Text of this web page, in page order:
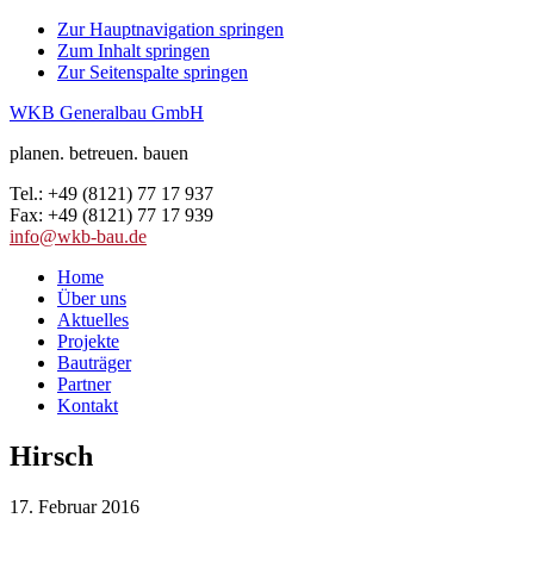
Zur Hauptnavigation springen
Zum Inhalt springen
Zur Seitenspalte springen
WKB Generalbau GmbH
planen. betreuen. bauen
Tel.: +49 (8121) 77 17 937
Fax: +49 (8121) 77 17 939
info@wkb-bau.de
Home
Über uns
Aktuelles
Projekte
Bauträger
Partner
Kontakt
Hirsch
17. Februar 2016